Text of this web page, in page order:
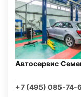
Автосервис
+7 (495) 085-74-